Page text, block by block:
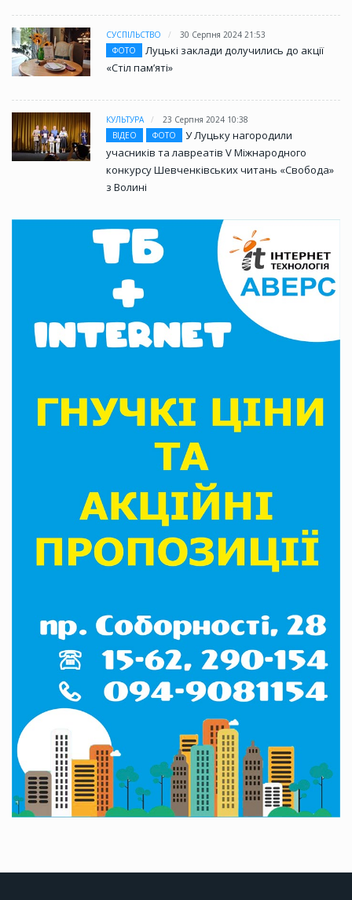
СУСПІЛЬСТВО
30 Серпня 2024 21:53
ФОТО
Луцькі заклади долучились до акції
«Стіл памʼяті»
КУЛЬТУРА
23 Серпня 2024 10:38
ВІДЕО
ФОТО
У Луцьку нагородили
учасників та лавреатів V Міжнародного
конкурсу Шевченківських читань «Свобода»
з Волині